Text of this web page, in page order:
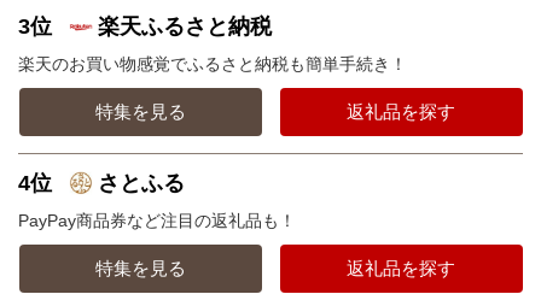
3位 楽天ふるさと納税
楽天のお買い物感覚でふるさと納税も簡単手続き！
特集を見る 返礼品を探す
4位 さとふる
PayPay商品券など注目の返礼品も！
特集を見る 返礼品を探す